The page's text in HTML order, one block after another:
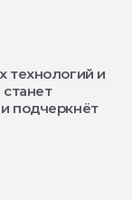
технологий и
подчеркнёт